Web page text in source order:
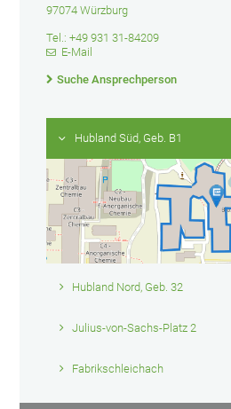
97074 Würzburg
Tel.: +49 931 31-84209
E-Mail
Suche Ansprechperson
Hubland Süd, Geb. B1
Hubland Nord, Geb. 32
Julius-von-Sachs-Platz 2
Fabrikschleichach